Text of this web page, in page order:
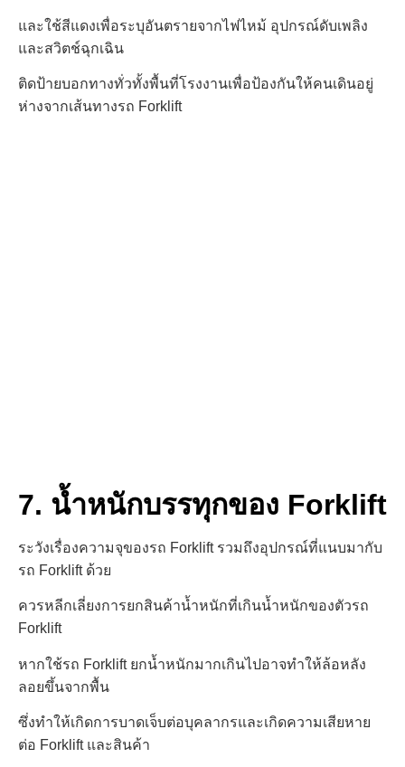
และใช้สีแดงเพื่อระบุอันตรายจากไฟไหม้ อุปกรณ์ดับเพลิง
และสวิตช์ฉุกเฉิน
ติดป้ายบอกทางทั่วทั้งพื้นที่โรงงานเพื่อป้องกันให้คนเดินอยู่
ห่างจากเส้นทางรถ Forklift
7. น้ำหนักบรรทุกของ Forklift
ระวังเรื่องความจุของรถ Forklift รวมถึงอุปกรณ์ที่แนบมากับ
รถ Forklift ด้วย
ควรหลีกเลี่ยงการยกสินค้าน้ำหนักที่เกินน้ำหนักของตัวรถ
Forklift
หากใช้รถ Forklift ยกน้ำหนักมากเกินไปอาจทำให้ล้อหลัง
ลอยขึ้นจากพื้น
ซึ่งทำให้เกิดการบาดเจ็บต่อบุคลากรและเกิดความเสียหาย
ต่อ Forklift และสินค้า